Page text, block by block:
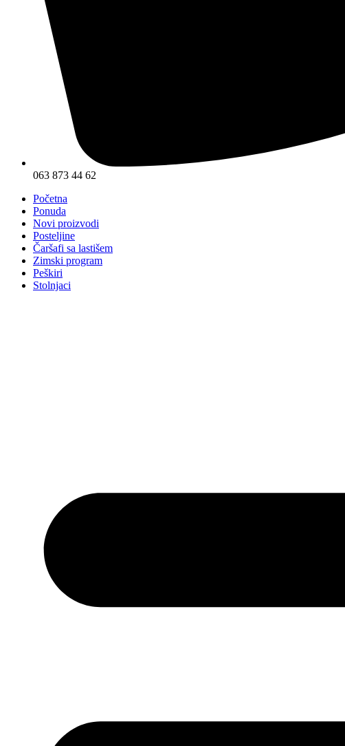
063 873 44 62
Početna
Ponuda
Novi proizvodi
Posteljine
Čaršafi sa lastišem
Zimski program
Peškiri
Stolnjaci